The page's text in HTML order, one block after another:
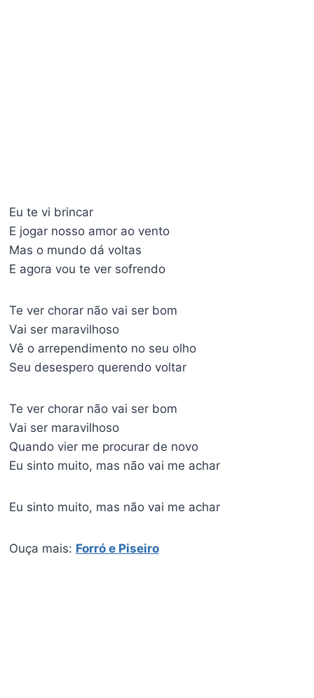
Eu te vi brincar
E jogar nosso amor ao vento
Mas o mundo dá voltas
E agora vou te ver sofrendo
Te ver chorar não vai ser bom
Vai ser maravilhoso
Vê o arrependimento no seu olho
Seu desespero querendo voltar
Te ver chorar não vai ser bom
Vai ser maravilhoso
Quando vier me procurar de novo
Eu sinto muito, mas não vai me achar
Eu sinto muito, mas não vai me achar
Ouça mais: Forró e Piseiro